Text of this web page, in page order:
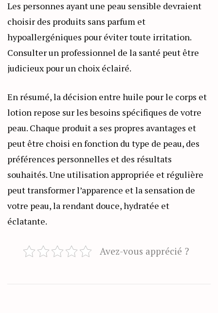
Les personnes ayant une peau sensible devraient
choisir des produits sans parfum et
hypoallergéniques pour éviter toute irritation.
Consulter un professionnel de la santé peut être
judicieux pour un choix éclairé.
En résumé, la décision entre huile pour le corps et
lotion repose sur les besoins spécifiques de votre
peau. Chaque produit a ses propres avantages et
peut être choisi en fonction du type de peau, des
préférences personnelles et des résultats
souhaités. Une utilisation appropriée et régulière
peut transformer l’apparence et la sensation de
votre peau, la rendant douce, hydratée et
éclatante.
Avez-vous apprécié ?